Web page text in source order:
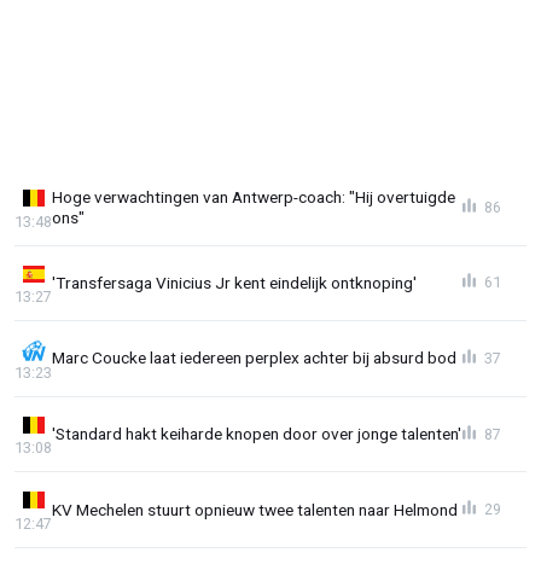
Hoge verwachtingen van Antwerp-coach: "Hij overtuigde
ons"
13:48
86
'Transfersaga Vinicius Jr kent eindelijk ontknoping'
13:27
61
Marc Coucke laat iedereen perplex achter bij absurd bod
13:23
37
'Standard hakt keiharde knopen door over jonge talenten'
13:08
87
KV Mechelen stuurt opnieuw twee talenten naar Helmond
12:47
29